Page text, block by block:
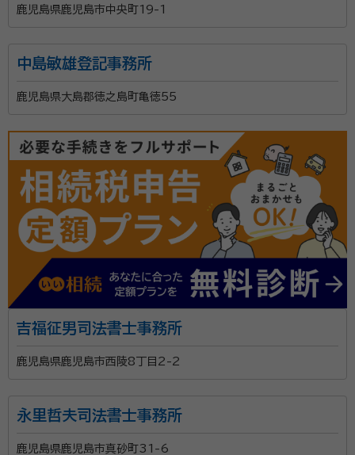
鹿児島県鹿児島市中央町19-1
中島敏雄登記事務所
鹿児島県大島郡徳之島町亀徳55
吉福征男司法書士事務所
鹿児島県鹿児島市西陵8丁目2-2
永里哲夫司法書士事務所
鹿児島県鹿児島市真砂町31-6